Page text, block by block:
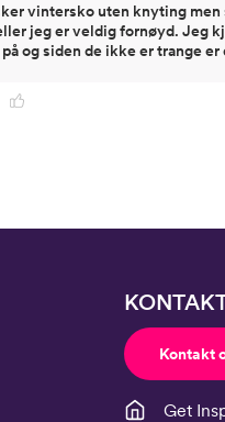
vintersko uten knyting
jeg er veldig fornøyd. Jeg
og siden de ikke er trange
Kontakt
Get